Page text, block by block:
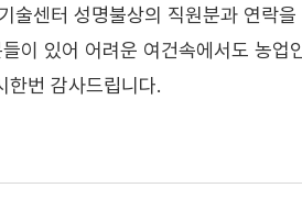
센터 성명불상의 직원분과 연락
이 있어 어려운 여건속에서도 농업
한번 감사드립니다.